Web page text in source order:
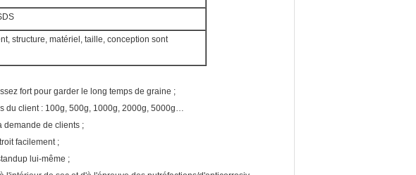
structure, matériel, taille, conception sont
fort pour garder le long temps de graine ;
du client : 100g, 500g, 1000g, 2000g, 5000g…
demande de clients ;
facilement ;
lui-même ;